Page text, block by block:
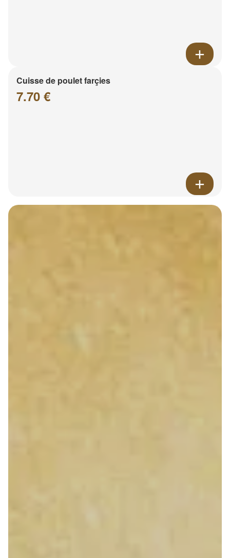
Cuisse de poulet farçies
7.70 €